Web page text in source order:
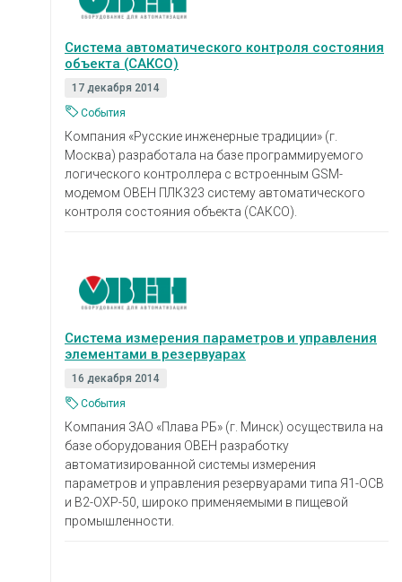
Система автоматического контроля состояния
объекта (САКСО)
17 декабря 2014
События
Компания «Русские инженерные традиции» (г.
Москва) разработала на базе программируемого
логического контроллера с встроенным GSM-
модемом ОВЕН ПЛК323 систему автоматического
контроля состояния объекта (САКСО).
Система измерения параметров и управления
элементами в резервуарах
16 декабря 2014
События
Компания ЗАО «Плава РБ» (г. Минск) осуществила на
базе оборудования ОВЕН разработку
автоматизированной системы измерения
параметров и управления резервуарами типа Я1-ОСВ
и В2-ОХР-50, широко применяемыми в пищевой
промышленности.